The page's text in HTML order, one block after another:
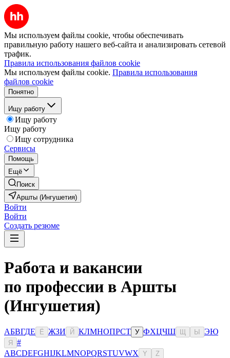
Мы используем файлы cookie, чтобы обеспечивать
правильную работу нашего веб-сайта и анализировать сетевой
трафик.
Правила использования файлов cookie
Мы используем файлы cookie. Правила использования
файлов cookie
Понятно
Ищу работу
Ищу работу
Ищу работу
Ищу сотрудника
Сервисы
Помощь
Ещё
Поиск
Аршты (Ингушетия)
Войти
Войти
Создать резюме
Работа и вакансии
по профессии в Аршты
(Ингушетия)
АБВГДЕ Ё ЖЗИ Й КЛМНОПРСТ У ФХЦЧШ Ы ЭЮ
Я
#
ABCDEFGHIJKLMNOPQRSTUVWX Y Z